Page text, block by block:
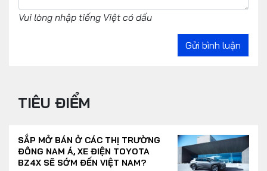
Vui lòng nhập tiếng Việt có dấu
Gửi bình luận
TIÊU ĐIỂM
SẮP MỞ BÁN Ở CÁC THỊ TRƯỜNG
ĐÔNG NAM Á, XE ĐIỆN TOYOTA
BZ4X SẼ SỚM ĐẾN VIỆT NAM?